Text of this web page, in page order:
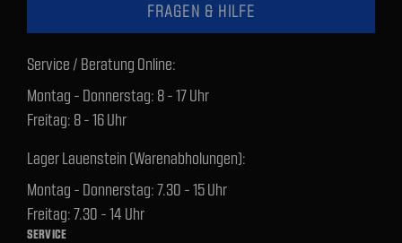
FRAGEN & HILFE
Service / Beratung Online:
Montag - Donnerstag: 8 - 17 Uhr
Freitag: 8 - 16 Uhr
Lager Lauenstein (Warenabholungen):
Montag - Donnerstag: 7.30 - 15 Uhr
Freitag: 7.30 - 14 Uhr
SERVICE